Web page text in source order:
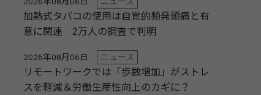
加熱式タバコの使用は自覚的頻発頭痛と有
意に関連 2万人の調査で判明
2026年08月06日 ニュース
リモートワークでは「歩数増加」がストレ
スを軽減＆労働生産性向上のカギに？